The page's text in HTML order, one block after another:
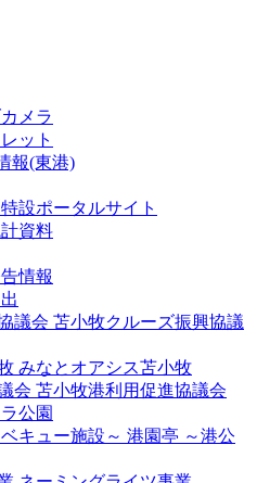
メラ
ット
報(東港)
特設ポータルサイト
資料
情報
苫小牧クルーズ振興協議
みなとオアシス苫小牧
苫小牧港利用促進協議会
公園
港園亭 ～港公